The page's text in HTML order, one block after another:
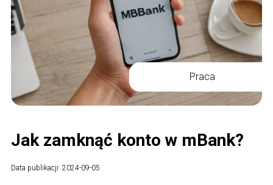
Praca
Jak zamknąć konto w mBank?
Data publikacji: 2024-09-05